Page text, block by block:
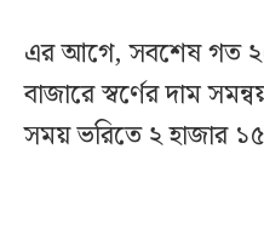
এর আগে, সবশেষ গত
বাজারে স্বর্ণের দাম
সময় ভরিতে ২ হাজার